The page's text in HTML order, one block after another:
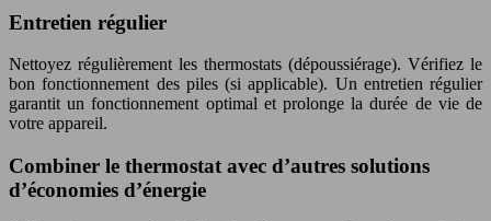
Entretien régulier
Nettoyez régulièrement les thermostats (dépoussiérage). Vérifiez le
bon fonctionnement des piles (si applicable). Un entretien régulier
garantit un fonctionnement optimal et prolonge la durée de vie de
votre appareil.
Combiner le thermostat avec d’autres solutions
d’économies d’énergie